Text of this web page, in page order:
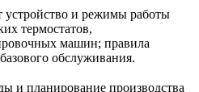
устройство и режимы работы
термостатов,
машин; правила
обслуживания.
и планирование производства